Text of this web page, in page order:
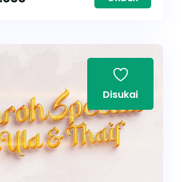
Disukai